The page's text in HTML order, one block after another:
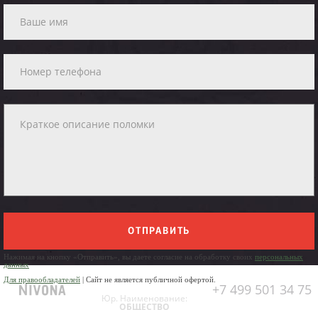
ОТПРАВИТЬ
Нажимая на кнопку «Отправить», вы даете согласие на обработку своих персональных
данных
Для правообладателей | Сайт не является публичной офертой.
+7 499 501 34 75
Юр. Наименование:
ОБЩЕСТВО